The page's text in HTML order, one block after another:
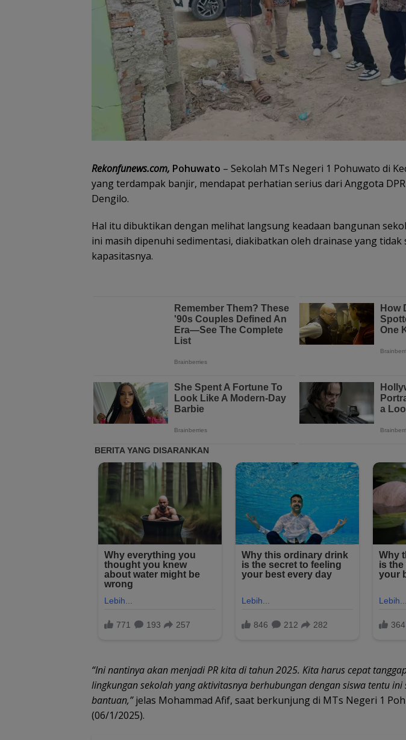
Rekonfunews.com, Pohuwato – Sekolah MTs Negeri 1 Pohuwato di
yang terdampak banjir, mendapat perhatian serius dari Anggota
Dengilo.
Hal itu dibuktikan dengan melihat langsung keadaan bangunan
ini masih dipenuhi sedimentasi, diakibatkan oleh drainase yang tidak
kapasitasnya.
“Ini nantinya akan menjadi PR kita di tahun 2025. Kita harus cepat
lingkungan sekolah yang aktivitasnya berhubungan dengan siswa tentu
bantuan,”jelas Mohammad Afif, saat berkunjung di MTs Negeri 1
(06/1/2025).